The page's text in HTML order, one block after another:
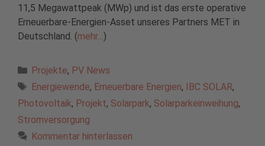
11,5 Megawattpeak (MWp) und ist das erste operative
Erneuerbare-Energien-Asset unseres Partners MET in
Deutschland. (mehr… )
Kategorien
Projekte, PV News
Schlagwörter
Energiewende, Erneuerbare Energien, IBC SOLAR,
Photovoltaik, Projekt, Solarpark, Solarparkeinweihung,
Stromversorgung
Kommentar hinterlassen